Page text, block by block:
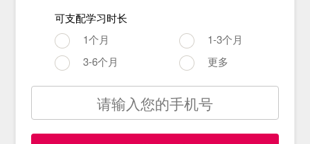
可支配学习时长
1个月
1-3个月
3-6个月
更多